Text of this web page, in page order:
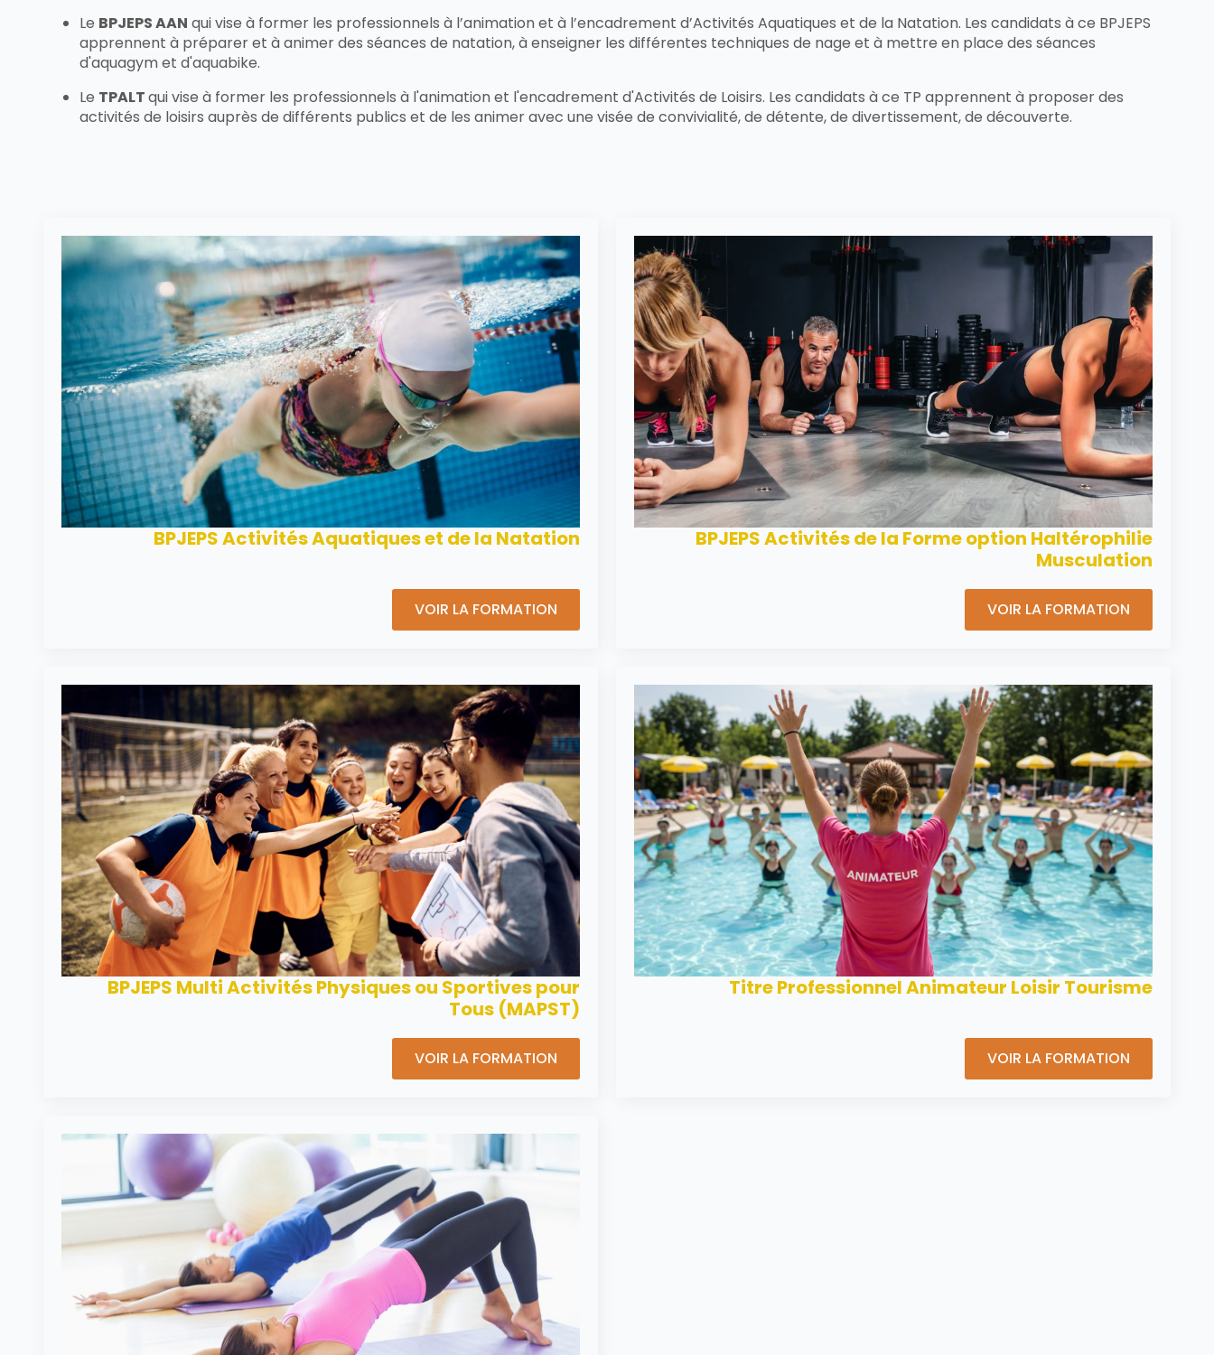
Le BPJEPS AAN qui vise à former les professionnels à l’animation et à l’encadrement d’Activités Aquatiques et de la Natation. Les candidats à ce BPJEPS
apprennent à préparer et à animer des séances de natation, à enseigner les différentes techniques de nage et à mettre en place des séances
d'aquagym et d'aquabike.
Le TPALTqui vise à former les professionnels à l'animation et l'encadrement d'Activités de Loisirs. Les candidats à ce TP apprennent à proposer des
activités de loisirs auprès de différents publics et de les animer avec une visée de convivialité, de détente, de divertissement, de découverte.
BPJEPS Activités Aquatiques et de la Natation
VOIR LA FORMATION
BPJEPS Activités de la Forme option Haltérophilie
Musculation
VOIR LA FORMATION
BPJEPS Multi Activités Physiques ou Sportives pour
Tous (MAPST)
VOIR LA FORMATION
Titre Professionnel Animateur Loisir Tourisme
VOIR LA FORMATION